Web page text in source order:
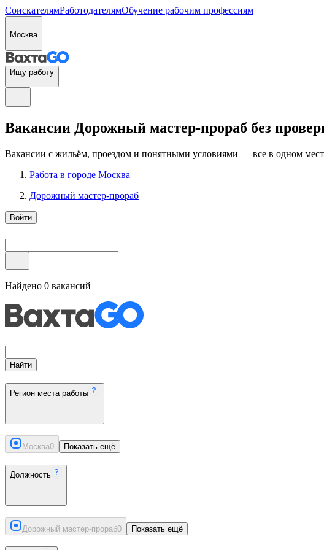
СоискателямРаботодателямОбучение рабочим профессиям
Москва
Ищу работу
Вакансии Дорожный мастер-прораб без
Вакансии с жильём, проездом и понятными условиями — все в одном
Работа в городе Москва
Дорожный мастер-прораб
Войти
Найдено 0 вакансий
Найти
Регион места работы
Москва0 Показать ещё
Должность
Дорожный мастер-прораб0 Показать ещё